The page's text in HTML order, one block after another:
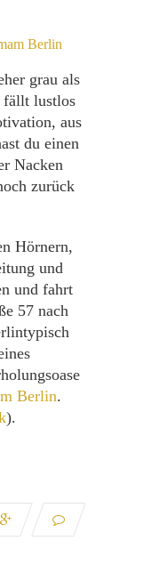
grau als
fällt lustlos
aus
du einen
Nacken
zurück
Hörnern,
und
und fahrt
57 nach
Berlin.
).